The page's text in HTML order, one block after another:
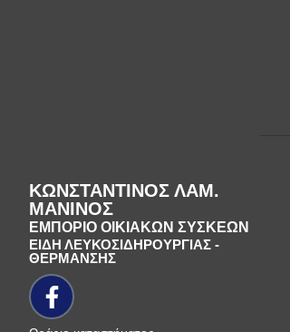
ΚΩΝΣΤΑΝΤΙΝΟΣ ΛΑΜ.
ΜΑΝΙΝΟΣ
ΕΜΠΟΡΙΟ ΟΙΚΙΑΚΩΝ ΣΥΣΚΕΩΝ
ΕΙΔΗ ΛΕΥΚΟΣΙΔΗΡΟΥΡΓΙΑΣ -
ΘΕΡΜΑΝΣΗΣ